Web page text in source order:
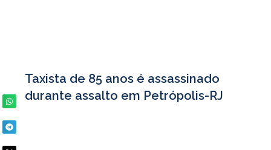
Taxista de 85 anos é assassinado
durante assalto em Petrópolis-RJ